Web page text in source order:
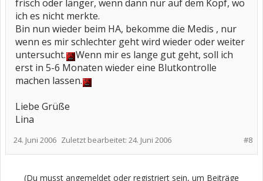
frisch oder länger, wenn dann nur auf dem Kopf, wo
ich es nicht merkte.
Bin nun wieder beim HA, bekomme die Medis , nur
wenn es mir schlechter geht wird wieder oder weiter
untersucht.
Wenn mir es lange gut geht, soll ich
erst in 5-6 Monaten wieder eine Blutkontrolle
machen lassen.
Liebe Grüße
Lina
#8
24. Juni 2006 Zuletzt bearbeitet: 24. Juni 2006
(Du musst angemeldet oder registriert sein, um Beiträge